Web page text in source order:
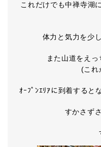
これだけでも中禅寺湖
体力と気力を少
また山道をえっ
(これ
ｵｰﾌﾟﾝｴﾘｱに到着すると
すかさず